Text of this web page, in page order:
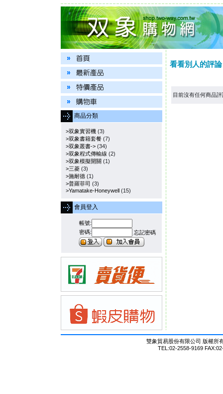
商品分類
>双象實習機(3)
>双象書籍套餐(7)
>双象叢書->(34)
>双象程式傳輸線 (2)
>双象模擬開關(1)
>三菱(3)
>施耐德(1)
>普羅菲司 (3)
>Yamatake-Honeywell(15)
會員登入
帳號:
密碼:
忘記密碼
看看別人的評
目前沒有任何商品評
雙象貿易股份有限公司 版權所
TEL:02-2558-9169